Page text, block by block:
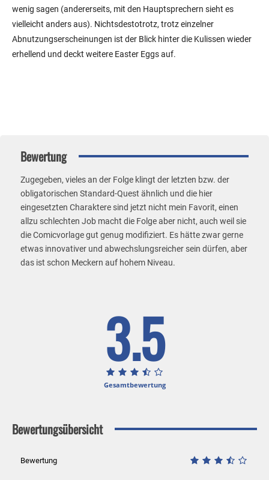
wenig sagen (andererseits, mit den Hauptsprechern sieht es
vielleicht anders aus). Nichtsdestotrotz, trotz einzelner
Abnutzungserscheinungen ist der Blick hinter die Kulissen wieder
erhellend und deckt weitere Easter Eggs auf.
Bewertung
Zugegeben, vieles an der Folge klingt der letzten bzw. der
obligatorischen Standard-Quest ähnlich und die hier
eingesetzten Charaktere sind jetzt nicht mein Favorit, einen
allzu schlechten Job macht die Folge aber nicht, auch weil sie
die Comicvorlage gut genug modifiziert. Es hätte zwar gerne
etwas innovativer und abwechslungsreicher sein dürfen, aber
das ist schon Meckern auf hohem Niveau.
3.5
Gesamtbewertung
Bewertungsübersicht
Bewertung